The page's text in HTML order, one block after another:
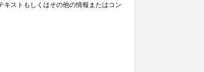
ストもしくはその他の情報またはコン